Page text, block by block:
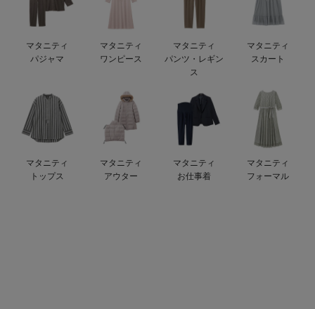
快適機能ウェア特集 ボトムス
快適機能ウェア特集 パジャマ
安心の日本製。先輩ママが買ってよかった！本当に必要な出産準備品
ハレの日に着るANGELIEBEのセレモニー
買って正解！高評価レビューアイテム
長く使えるアイテム
お部屋映えアイテム
マタニティ
パジャマ
マタニティ
ワンピース
マタニティ
パンツ・レギン
ス
マタニティ
スカート
マタニティ
トップス
マタニティ
アウター
マタニティ
お仕事着
マタニティ
フォーマル